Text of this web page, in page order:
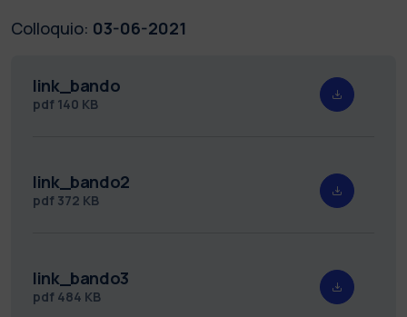
Colloquio: 03-06-2021
link_bando
pdf 140 KB
link_bando2
pdf 372 KB
link_bando3
pdf 484 KB